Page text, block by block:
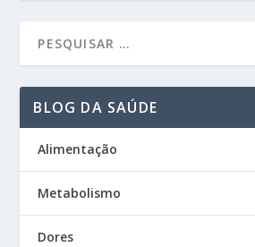
BLOG DA SAÚDE
Alimentação
Metabolismo
Dores